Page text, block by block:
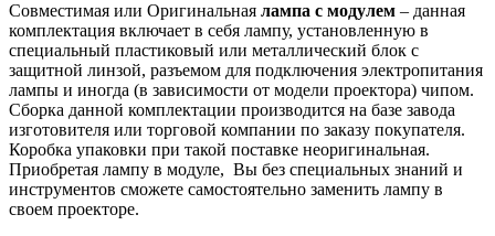
Совместимая или Оригинальная лампа с модулем – данная
комплектация включает в себя лампу, установленную в
специальный пластиковый или металлический блок с
защитной линзой, разъемом для подключения электропитания
лампы и иногда (в зависимости от модели проектора) чипом.
Сборка данной комплектации производится на базе завода
изготовителя или торговой компании по заказу покупателя.
Коробка упаковки при такой поставке неоригинальная.
Приобретая лампу в модуле, Вы без специальных знаний и
инструментов сможете самостоятельно заменить лампу в
своем проекторе.